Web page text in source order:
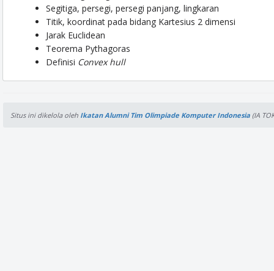
Segitiga, persegi, persegi panjang, lingkaran
Titik, koordinat pada bidang Kartesius 2 dimensi
Jarak Euclidean
Teorema Pythagoras
Definisi Convex hull
Situs ini dikelola oleh Ikatan Alumni Tim Olimpiade Komputer Indonesia (IA